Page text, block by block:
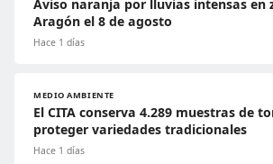
Aviso naranja por lluvias intensas en
Aragón el 8 de agosto
Hace 1 días
MEDIO AMBIENTE
El CITA conserva 4.289 muestras de
proteger variedades tradicionales
Hace 1 días